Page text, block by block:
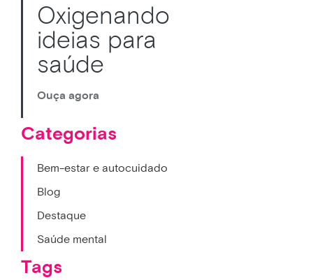
Oxigenando
ideias para
saúde
Ouça agora
Categorias
Bem-estar e autocuidado
Blog
Destaque
Saúde mental
Tags